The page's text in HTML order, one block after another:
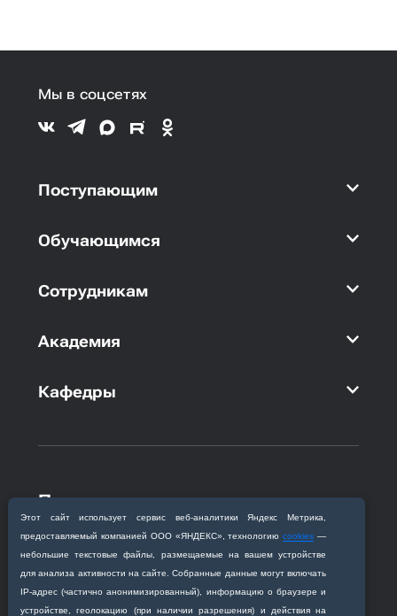
Этот сайт использует сервис веб‑аналитики Яндекс Метрика,
предоставляемый компанией ООО «ЯНДЕКС», технологиюcookies —
небольшие текстовые файлы, размещаемые на вашем устройстве
для анализа активности на сайте. Собранные данные могут включать
IP‑адрес (частично анонимизированный), информацию о браузере и
устройстве, геолокацию (при наличии разрешения) и действия на
Мы в соцсетях
Поступающим
Обучающимся
Сотрудникам
Академия
Кафедры
Приемная комиссия
Благовещенск, ул. Горького, 95
+7 (4162) 319‒016
abitur@amursma.su
Сведения об образовательной
организации